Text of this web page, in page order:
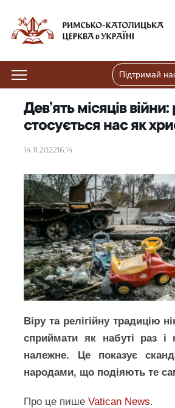
Підтримай
Дев’ять місяців
стосується нас як
14.11.202216:14
Віру та релігійну традицію
сприймати як набуті раз і
належне. Це показує
народами, що подіяють те
Про це пишеVatican News.